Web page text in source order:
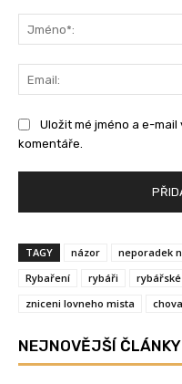
Uložit mé jméno a e-
komentáře.
TAGY názor neporadek
Rybaření
rybáři
zniceni lovneho mista
NEJNOVĚJŠÍ ČLÁNKY